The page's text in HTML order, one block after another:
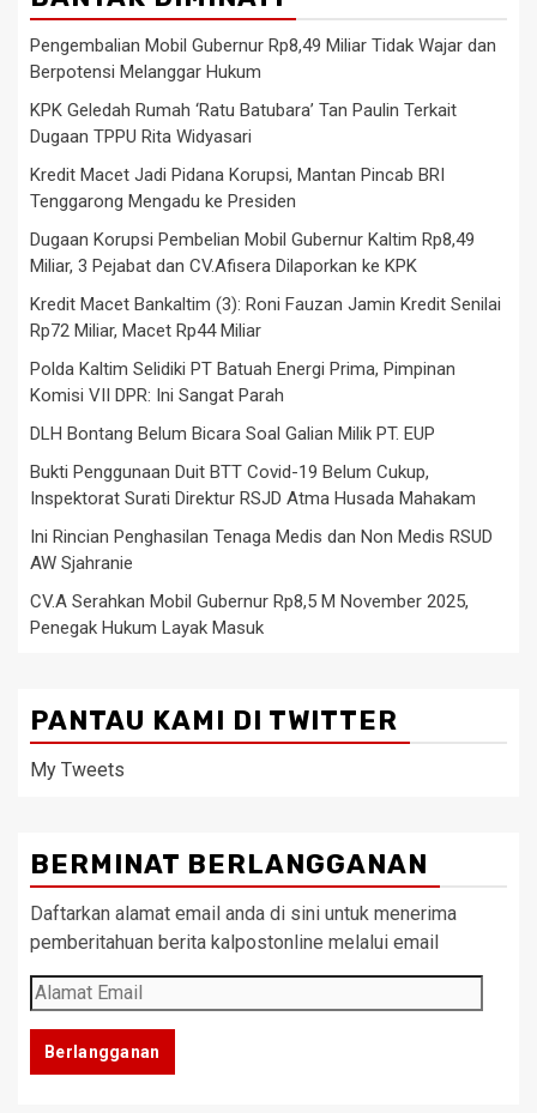
Pengembalian Mobil Gubernur Rp8,49 Miliar Tidak Wajar dan
Berpotensi Melanggar Hukum
KPK Geledah Rumah ‘Ratu Batubara’ Tan Paulin Terkait
Dugaan TPPU Rita Widyasari
Kredit Macet Jadi Pidana Korupsi, Mantan Pincab BRI
Tenggarong Mengadu ke Presiden
Dugaan Korupsi Pembelian Mobil Gubernur Kaltim Rp8,49
Miliar, 3 Pejabat dan CV.Afisera Dilaporkan ke KPK
Kredit Macet Bankaltim (3): Roni Fauzan Jamin Kredit Senilai
Rp72 Miliar, Macet Rp44 Miliar
Polda Kaltim Selidiki PT Batuah Energi Prima, Pimpinan
Komisi VII DPR: Ini Sangat Parah
DLH Bontang Belum Bicara Soal Galian Milik PT. EUP
Bukti Penggunaan Duit BTT Covid-19 Belum Cukup,
Inspektorat Surati Direktur RSJD Atma Husada Mahakam
Ini Rincian Penghasilan Tenaga Medis dan Non Medis RSUD
AW Sjahranie
CV.A Serahkan Mobil Gubernur Rp8,5 M November 2025,
Penegak Hukum Layak Masuk
PANTAU KAMI DI TWITTER
My Tweets
BERMINAT BERLANGGANAN
Daftarkan alamat email anda di sini untuk menerima
pemberitahuan berita kalpostonline melalui email
Alamat
Email
Berlangganan